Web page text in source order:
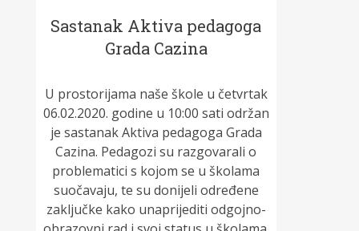
Sastanak Aktiva pedagoga
Grada Cazina
U prostorijama naše škole u četvrtak
06.02.2020. godine u 10:00 sati održan
je sastanak Aktiva pedagoga Grada
Cazina. Pedagozi su razgovarali o
problematici s kojom se u školama
suočavaju, te su donijeli određene
zaključke kako unaprijediti odgojno-